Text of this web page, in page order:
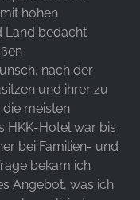
hohen
Land bedacht
nach der
und ihrer zu
meisten
HKK-Hotel war bis
bei Familien- und
bekam ich
Angebot, was ich